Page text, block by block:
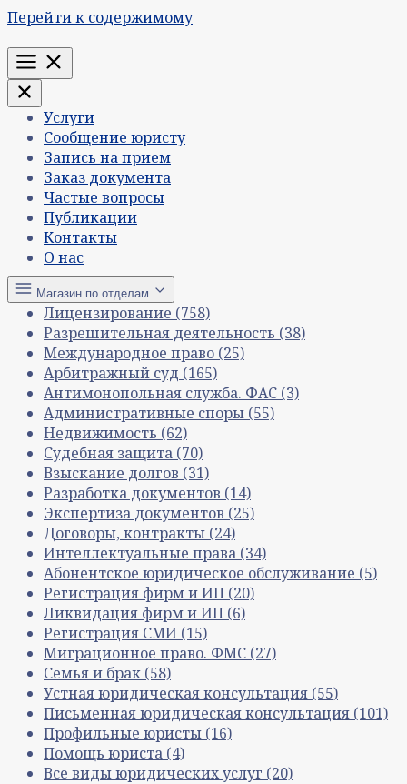
Перейти к содержимому
Меню
Услуги
Сообщение юристу
Запись на прием
Заказ документа
Частые вопросы
Публикации
Контакты
О нас
Магазин по отделам
Лицензирование (758)
Разрешительная деятельность (38)
Международное право (25)
Арбитражный суд (165)
Антимонопольная служба. ФАС (3)
Административные споры (55)
Недвижимость (62)
Судебная защита (70)
Взыскание долгов (31)
Разработка документов (14)
Экспертиза документов (25)
Договоры, контракты (24)
Интеллектуальные права (34)
Абонентское юридическое обслуживание (5)
Регистрация фирм и ИП (20)
Ликвидация фирм и ИП (6)
Регистрация СМИ (15)
Миграционное право. ФМС (27)
Семья и брак (58)
Устная юридическая консультация (55)
Письменная юридическая консультация (101)
Профильные юристы (16)
Помощь юриста (4)
Все виды юридических услуг (20)